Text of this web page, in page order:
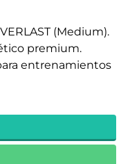
(Medium).
premium.
entrenamientos